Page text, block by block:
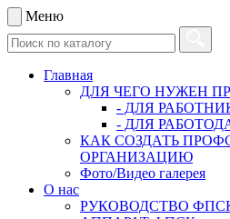
Меню
Главная
ДЛЯ ЧЕГО НУЖЕН
- ДЛЯ
- ДЛЯ
КАК СОЗДАТЬ
ОРГАНИЗАЦИЮ
Фото/Видео галерея
О нас
РУКОВОДСТВО